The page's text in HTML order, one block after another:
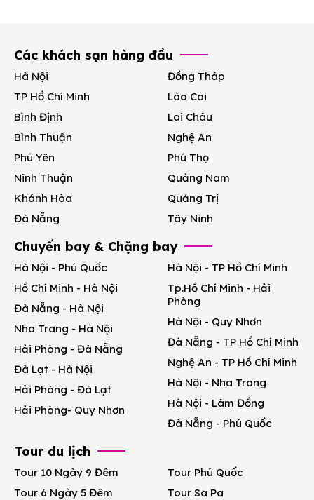
Các khách sạn hàng đầu
Hà Nội
TP Hồ Chí Minh
Bình Định
Bình Thuận
Phú Yên
Ninh Thuận
Khánh Hòa
Đà Nẵng
Đồng Tháp
Lào Cai
Lai Châu
Nghệ An
Phú Thọ
Quảng Nam
Quảng Trị
Tây Ninh
Chuyến bay & Chặng bay
Hà Nội - Phú Quốc
Hồ Chí Minh - Hà Nội
Đà Nẵng - Hà Nội
Nha Trang - Hà Nội
Hải Phòng - Đà Nẵng
Đà Lạt - Hà Nội
Hải Phòng - Đà Lạt
Hải Phòng- Quy Nhơn
Hà Nội - TP Hồ Chí Minh
Tp.Hồ Chí Minh - Hải
Phòng
Hà Nội - Quy Nhơn
Đà Nẵng - TP Hồ Chí Minh
Nghệ An - TP Hồ Chí Minh
Hà Nội - Nha Trang
Hà Nội - Lâm Đồng
Đà Nẵng - Phú Quốc
Tour du lịch
Tour 10 Ngày 9 Đêm
Tour 6 Ngày 5 Đêm
Tour Phú Quốc
Tour Sa Pa